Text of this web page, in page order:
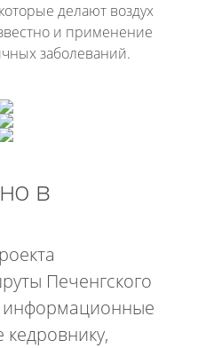
делают воздух
и применение
заболеваний.
в
Печенгского
информационные